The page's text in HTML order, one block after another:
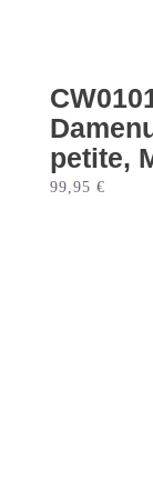
petite,
99,95 €